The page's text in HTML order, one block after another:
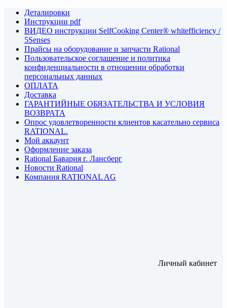
Деталировки
Инструкции pdf
ВИДЕО инструкции SelfCooking Center® whitefficiency /
5Senses
Прайсы на оборудование и запчасти Rational
Пользовательское соглашение и политика
конфиденциальности в отношении обработки
персональных данных
ОПЛАТА
Доставка
ГАРАНТИЙНЫЕ ОБЯЗАТЕЛЬСТВА И УСЛОВИЯ
ВОЗВРАТА
Опрос удовлетворенности клиентов касательно сервиса
RATIONAL.
Мой аккаунт
Оформление заказа
Rational Бавария г. Лансберг
Новости Rational
Компания RATIONAL AG
Личный кабинет